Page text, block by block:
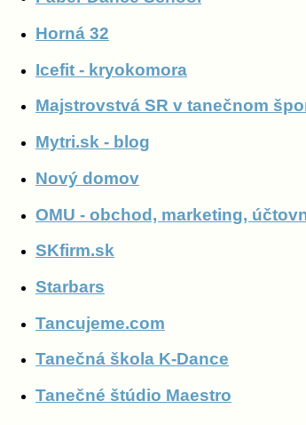
Horná 32
Icefit - kryokomora
Majstrovstvá SR v tanečnom
Mytri.sk - blog
Nový domov
OMU - obchod, marketing,
SKfirm.sk
Starbars
Tancujeme.com
Tanečná škola K-Dance
Tanečné štúdio Maestro